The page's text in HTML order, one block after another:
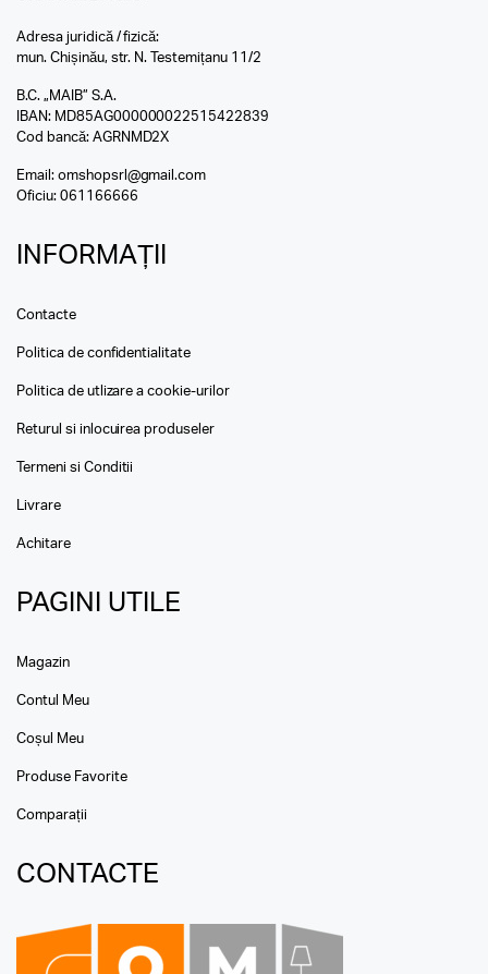
Adresa juridică / fizică:
mun. Chișinău, str. N. Testemițanu 11/2
B.C. „MAIB” S.A.
IBAN: MD85AG000000022515422839
Cod bancă: AGRNMD2X
Email: omshopsrl@gmail.com
Oficiu: 061166666
INFORMAȚII
Contacte
Politica de confidentialitate
Politica de utlizare a cookie-urilor
Returul si inlocuirea produseler
Termeni si Conditii
Livrare
Achitare
PAGINI UTILE
Magazin
Contul Meu
Coșul Meu
Produse Favorite
Comparații
CONTACTE